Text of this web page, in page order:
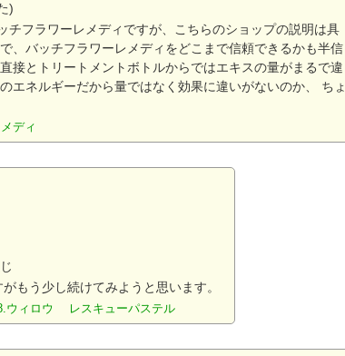
)
チフラワーレメディですが、こちらのショップの説明は具
、バッチフラワーレメディをどこまで信頼できるかも半信
接とトリートメントボトルからではエキスの量がまるで違
エネルギーだから量ではなく効果に違いがないのか、 ちょ
メディ
もう少し続けてみようと思います。
ィロウ レスキューパステル